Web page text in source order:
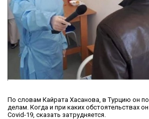
По словам Кайрата Хасанова, в Турцию он
делам. Когда и при каких обстоятельствах
Covid-19, сказать затрудняется.